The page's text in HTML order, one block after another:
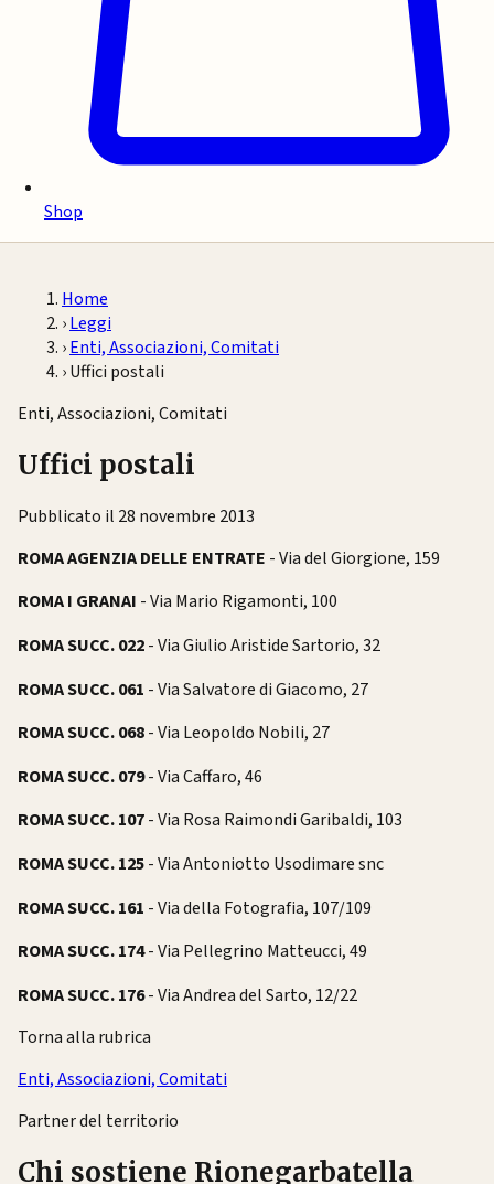
Shop
Home
›Leggi
›Enti, Associazioni, Comitati
›Uffici postali
Enti, Associazioni, Comitati
Uffici postali
Pubblicato il 28 novembre 2013
ROMA AGENZIA DELLE ENTRATE - Via del Giorgione, 159
ROMA I GRANAI - Via Mario Rigamonti, 100
ROMA SUCC. 022- Via Giulio Aristide Sartorio, 32
ROMA SUCC. 061 - Via Salvatore di Giacomo, 27
ROMA SUCC. 068- Via Leopoldo Nobili, 27
ROMA SUCC. 079- Via Caffaro, 46
ROMA SUCC. 107- Via Rosa Raimondi Garibaldi, 103
ROMA SUCC. 125- Via Antoniotto Usodimare snc
ROMA SUCC. 161 - Via della Fotografia, 107/109
ROMA SUCC. 174- Via Pellegrino Matteucci, 49
ROMA SUCC.176- Via Andrea del Sarto, 12/22
Torna alla rubrica
Enti, Associazioni, Comitati
Partner del territorio
Chi sostiene Rionegarbatella